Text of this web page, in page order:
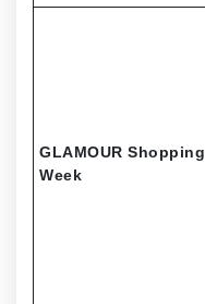
GLAMOUR Shopping
Week